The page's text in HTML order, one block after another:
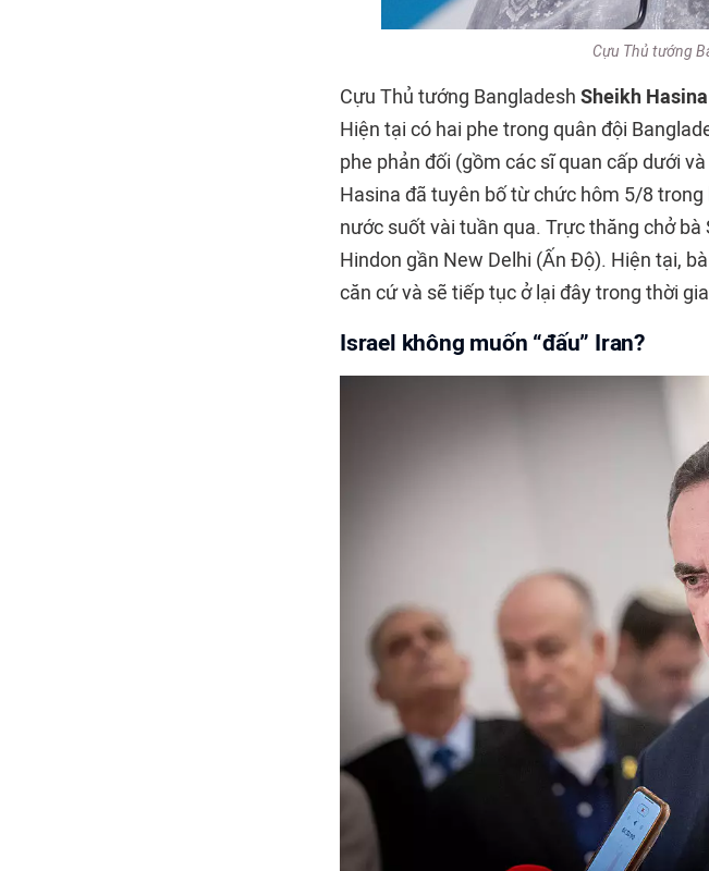
Cựu Thủ tướng
Cựu Thủ tướng Bangladesh Sheikh Hasina
Hiện tại có hai phe trong quân đội
phe phản đối (gồm các sĩ quan cấp dưới
Hasina đã tuyên bố từ chức hôm 5/8
nước suốt vài tuần qua. Trực thăng chở
Hindon gần New Delhi (Ấn Độ). Hiện tại,
căn cứ và sẽ tiếp tục ở lại đây trong thời
Israel không muốn “đấu” Iran?